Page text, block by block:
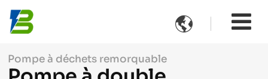

Pompe à déchets remorquable